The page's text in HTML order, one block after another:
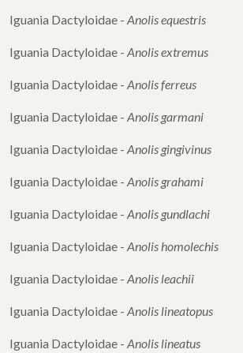
Iguania Dactyloidae - Anolis equestris
Iguania Dactyloidae - Anolis extremus
Iguania Dactyloidae - Anolis ferreus
Iguania Dactyloidae - Anolis garmani
Iguania Dactyloidae - Anolis gingivinus
Iguania Dactyloidae - Anolis grahami
Iguania Dactyloidae - Anolis gundlachi
Iguania Dactyloidae - Anolis homolechis
Iguania Dactyloidae - Anolis leachii
Iguania Dactyloidae - Anolis lineatopus
Iguania Dactyloidae - Anolis lineatus